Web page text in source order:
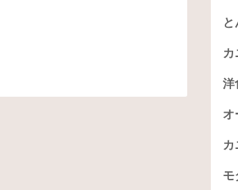
カ
洋
オ
カ
モ